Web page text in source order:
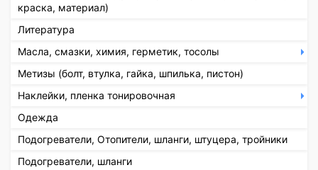
краска, материал)
Литература
Масла, смазки, химия, герметик, тосолы
Метизы (болт, втулка, гайка, шпилька, пистон)
Наклейки, пленка тонировочная
Одежда
Подогреватели, Отопители, шланги, штуцера, тройники
Подогреватели, шланги